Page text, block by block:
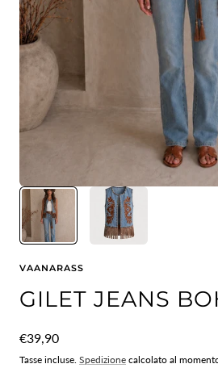
VAANARASS
GILET JEANS
Prezzo
normale
€39,90
Tasse incluse. Spedizione calcolato al